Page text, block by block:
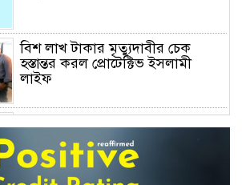
বিশ লাখ টাকার মৃত্যুদাবীর চেক
হস্তান্তর করল প্রোটেক্টিভ ইসলামী
লাইফ
শেয়ার দর, ডিএসইর সতর্কবার্তা